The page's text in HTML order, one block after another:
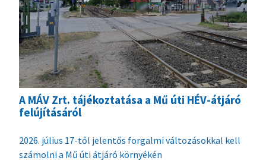
A MÁV Zrt. tájékoztatása a Mű úti HÉV-átjáró
felújításáról
2026. július 17-től jelentős forgalmi változásokkal kell
számolni a Mű úti átjáró környékén